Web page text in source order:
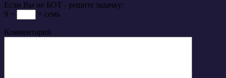
Если Вы не БОТ - решите задачку:
9 −
= семь
Комментарий